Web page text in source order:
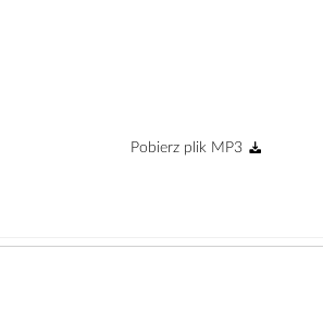
Pobierz plik MP3